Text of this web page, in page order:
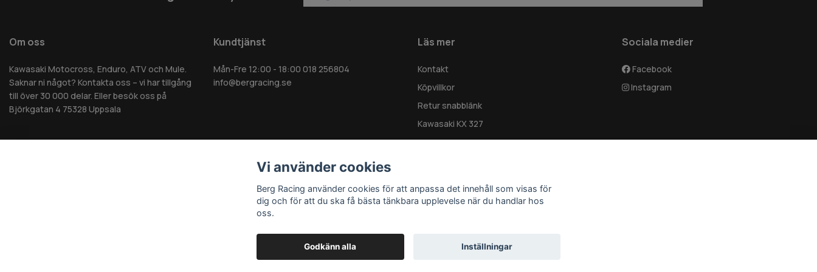
Om oss
Kawasaki Motocross, Enduro, ATV och Mule.
Saknar ni något? Kontakta oss – vi har tillgång
till över 30 000 delar. Eller besök oss på
Björkgatan 4 75328 Uppsala
Kundtjänst
Mån-Fre 12:00 - 18:00 018 256804
info@bergracing.se
Läs mer
Kontakt
Köpvillkor
Retur snabblänk
Kawasaki KX 327
Sociala medier
Facebook
Instagram
Vi använder cookies
Berg Racing använder cookies för att anpassa det innehåll som visas för
dig och för att du ska få bästa tänkbara upplevelse när du handlar hos
oss.
Godkänn alla Inställningar